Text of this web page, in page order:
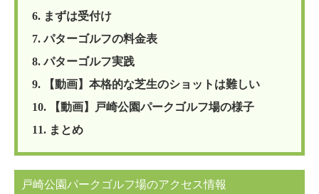
6. まずは受付け
7. パターゴルフの料金表
8. パターゴルフ実践
9. 【動画】本格的な芝生のショットは難しい
10. 【動画】戸崎公園パークゴルフ場の様子
11. まとめ
戸崎公園パークゴルフ場のアクセス情報